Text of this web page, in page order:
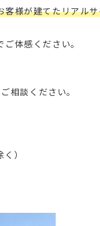
客様が建てたリアル
体感ください。
談ください。
）